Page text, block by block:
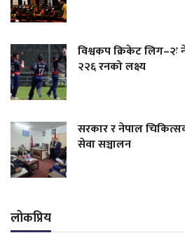
विश्वकप क्रिकेट लिग–२ः
२२६ रनको लक्ष्य
सरकार र नेपाल
सेवा सञ्चालन
लोकप्रिय